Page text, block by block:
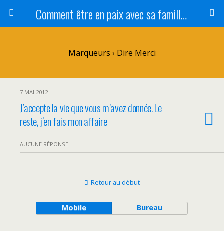
Comment être en paix avec sa famille ?
Marqueurs › Dire Merci
7 MAI 2012
J’accepte la vie que vous m’avez donnée. Le
reste, j’en fais mon affaire
AUCUNE RÉPONSE
Retour au début
Mobile Bureau